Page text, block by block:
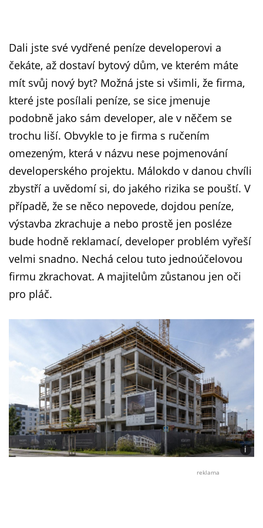
Dali jste své vydřené peníze developerovi a
čekáte, až dostaví bytový dům, ve kterém máte
mít svůj nový byt? Možná jste si všimli, že firma,
které jste posílali peníze, se sice jmenuje
podobně jako sám developer, ale v něčem se
trochu liší. Obvykle to je firma s ručením
omezeným, která v názvu nese pojmenování
developerského projektu. Málokdo v danou chvíli
zbystří a uvědomí si, do jakého rizika se pouští. V
případě, že se něco nepovede, dojdou peníze,
výstavba zkrachuje a nebo prostě jen posléze
bude hodně reklamací, developer problém vyřeší
velmi snadno. Nechá celou tuto jednoúčelovou
firmu zkrachovat. A majitelům zůstanou jen oči
pro pláč.
i
Foto:
reklama